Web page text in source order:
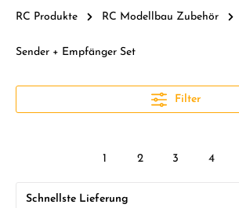
RC Produkte RC Modellbau Zubehör
Sender + Empfänger Set
Filter
1 2 3 4